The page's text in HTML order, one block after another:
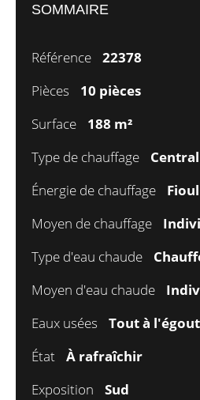
SOMMAIRE
Référence
22378
Pièces
10 pièces
Surface
188 m²
Type de chauffage
Central
Énergie de chauffage
Moyen de chauffage
Type d'eau chaude
Moyen d'eau chaude
Eaux usées
Tout à l'égout
État
À rafraîchir
Exposition
Sud